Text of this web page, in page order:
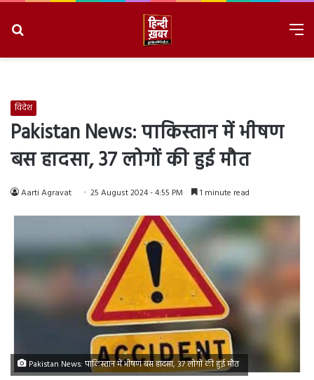
विदेश
Pakistan News: पाकिस्तान में भीषण
बस हादसा, 37 लोगों की हुई मौत
Aarti Agravat 25 August 2024 - 4:55 PM 1 minute read
Pakistan News: पाकिस्तान में भीषण बस हादसा, 37 लोगों की हुई मौत